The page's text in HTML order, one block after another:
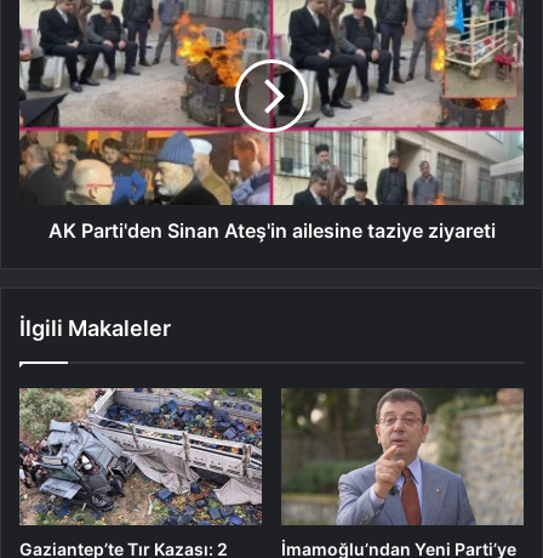
AK Parti'den Sinan Ateş'in ailesine taziye ziyareti
İlgili Makaleler
Gaziantep’te Tır Kazası: 2
İmamoğlu’ndan Yeni Parti’ye